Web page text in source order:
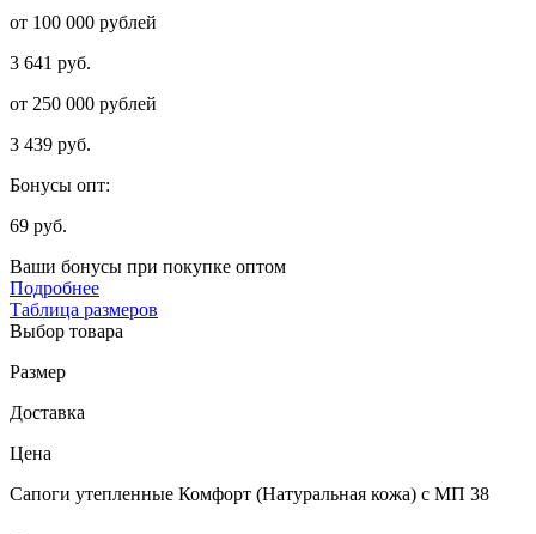
от 100 000 рублей
3 641 руб.
от 250 000 рублей
3 439 руб.
Бонусы опт:
69 руб.
Ваши бонусы при покупке оптом
Подробнее
Таблица размеров
Выбор товара
Размер
Доставка
Цена
Сапоги утепленные Комфорт (Натуральная кожа) с МП 38